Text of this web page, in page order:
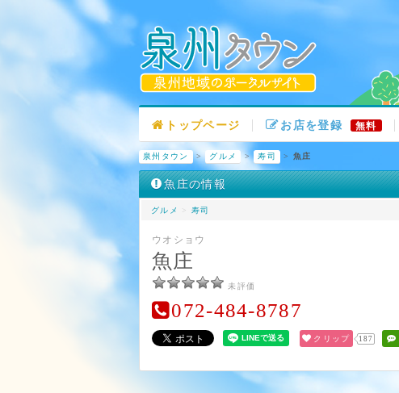
トップページ お店を登録 無料
泉州タウン > グルメ > 寿司 > 魚庄
魚庄の情報
グルメ > 寿司
ウオショウ
魚庄
未評価
072-484-8787
クリップ 187